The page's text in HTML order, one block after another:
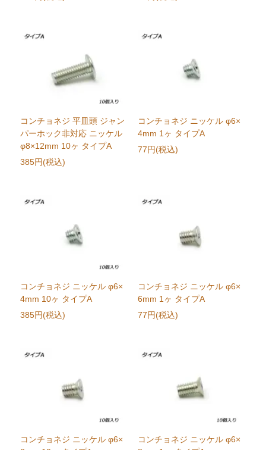
コンチョネジ 平皿頭 ジャン
パーホック非対応 ニッケル
φ8×12mm 10ヶ タイプA
385円(税込)
コンチョネジ ニッケル φ6×
4mm 1ヶ タイプA
77円(税込)
コンチョネジ ニッケル φ6×
4mm 10ヶ タイプA
385円(税込)
コンチョネジ ニッケル φ6×
6mm 1ヶ タイプA
77円(税込)
コンチョネジ ニッケル φ6×
コンチョネジ ニッケル φ6×